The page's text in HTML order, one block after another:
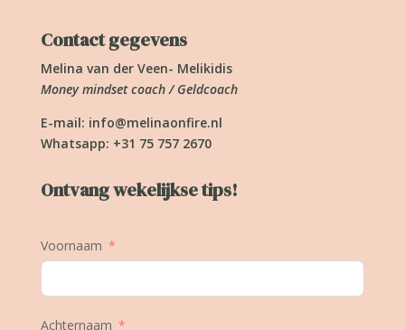
Contact gegevens
Melina van der Veen- Melikidis
Money mindset coach / Geldcoach
E-mail: info@melinaonfire.nl
Whatsapp: +31 75 757 2670
Ontvang wekelijkse tips!
Voornaam
Achternaam